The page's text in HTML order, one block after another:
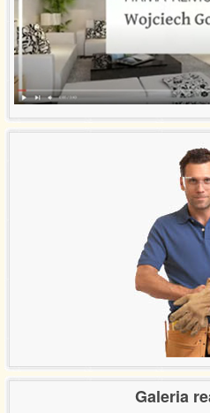
Aranżacje
Poradnik
Referencje
Wycena
Galeria